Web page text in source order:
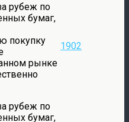
рубеж по
бумаг,
покупку
рынке
1902
рубеж по
бумаг,